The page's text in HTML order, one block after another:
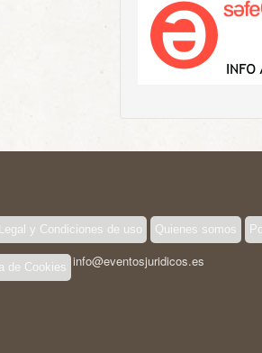
y Condiciones de uso Quienes somos
de Cookies info@eventosjuridicos.es